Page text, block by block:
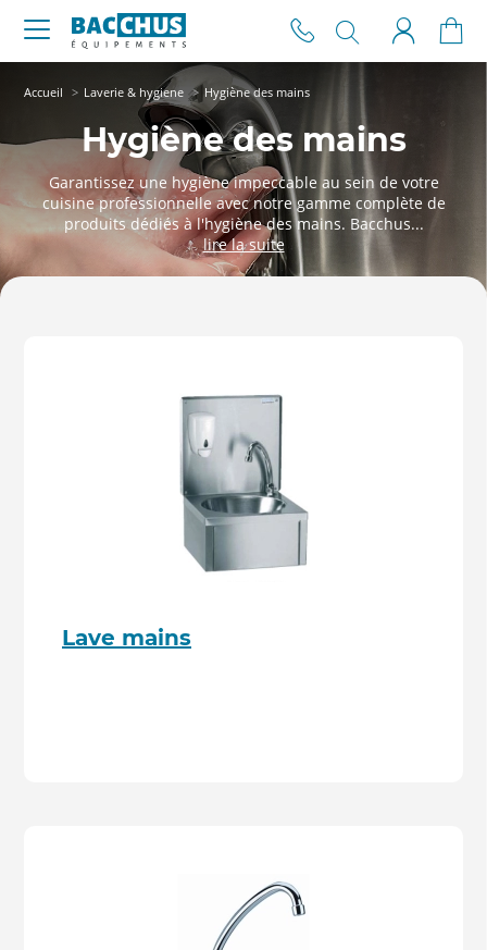
Accueil Laverie & hygiene Hygiène des mains
Hygiène des mains
Garantissez une hygiène impeccable au sein de votre
cuisine professionnelle avec notre gamme complète de
produits dédiés à l'hygiène des mains. Bacchus...
Lave mains